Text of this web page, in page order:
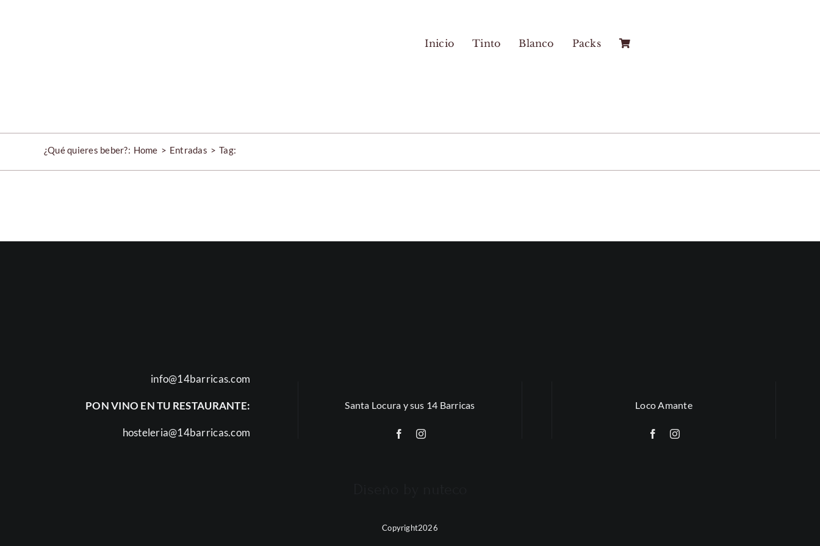
Inicio Tinto Blanco Packs
¿Qué quieres beber?: Home Entradas Tag:
info@14barricas.com
PON VINO EN TU RESTAURANTE:
hosteleria@14barricas.com
Santa Locura y sus 14 Barricas Loco Amante
Copyright2026